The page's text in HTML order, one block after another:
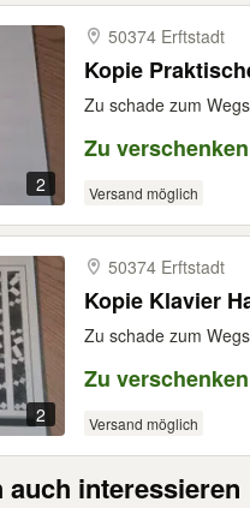
2
50374 Erftstadt
Kopie
Zu schade zum
Zu verschenken
Versand möglich
2
50374 Erftstadt
Kopie Klavier
Zu schade zum
Zu verschenken
Versand möglich
auch interessieren